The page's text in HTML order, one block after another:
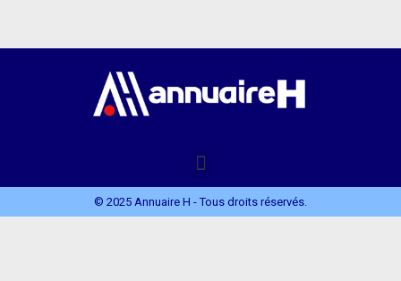
© 2025 Annuaire H - Tous droits réservés.